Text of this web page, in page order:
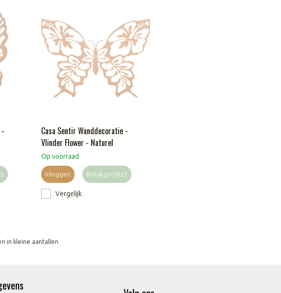
Casa Sentir Wanddecoratie -
Vlinder Flower - Naturel
Op voorraad
Inloggen Bekijk product
Vergelijk
in kleine aantallen